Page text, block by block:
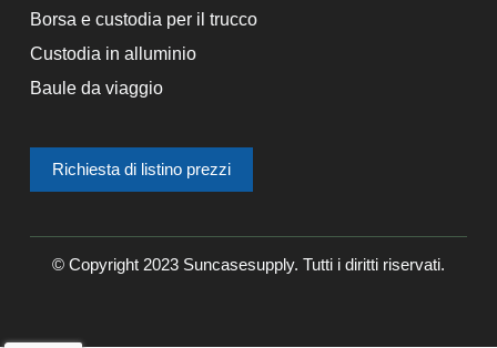
Borsa e custodia per il trucco
Custodia in alluminio
Baule da viaggio
Richiesta di listino prezzi
© Copyright 2023 Suncasesupply. Tutti i diritti riservati.